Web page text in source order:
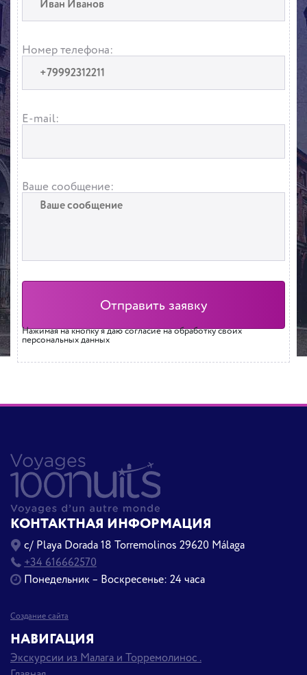
Номер телефона:
E-mail:
Ваше сообщение:
Нажимая на кнопку я даю согласие на обработку своих
персональных данных
КОНТАКТНАЯ ИНФОРМАЦИЯ
c/ Playa Dorada 18 Torremolinos 29620 Málaga
+34 616662570
Понедельник – Воскресенье: 24 часа
Создание сайта
НАВИГАЦИЯ
Экскурсии из Малага и Торремолинос .